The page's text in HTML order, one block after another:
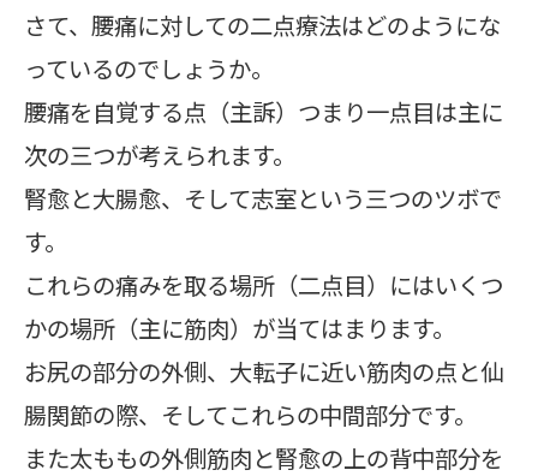
さて、腰痛に対しての二点療法はどのようにな
っているのでしょうか。
腰痛を自覚する点（主訴）つまり一点目は主に
次の三つが考えられます。
腎愈と大腸愈、そして志室という三つのツボで
す。
これらの痛みを取る場所（二点目）にはいくつ
かの場所（主に筋肉）が当てはまります。
お尻の部分の外側、大転子に近い筋肉の点と仙
腸関節の際、そしてこれらの中間部分です。
また太ももの外側筋肉と腎愈の上の背中部分を